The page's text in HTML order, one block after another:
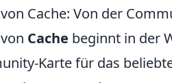
Cache: Von der
Cache beginnt in der
Karte für das